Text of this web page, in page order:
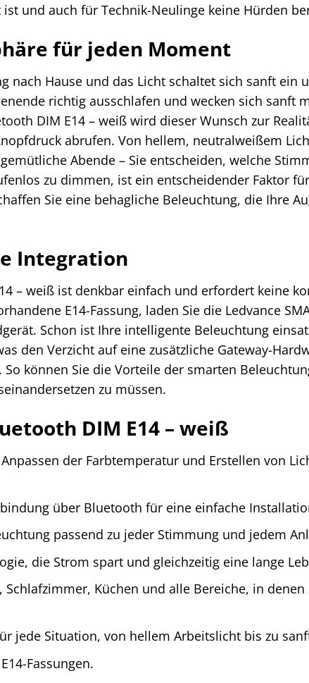
und auch für Technik-Neulinge keine Hürden
für jeden Moment
nach Hause und das Licht schaltet sich sanft ein
richtig ausschlafen und wecken sich sanft
DIM E14 – weiß wird dieser Wunsch zur
abrufen. Von hellem, neutralweißem
Abende – Sie entscheiden, welche
zu dimmen, ist ein entscheidender Faktor
Sie eine behagliche Beleuchtung, die Ihre
Integration
– weiß ist denkbar einfach und erfordert keine
E14-Fassung, laden Sie die Ledvance
Schon ist Ihre intelligente Beleuchtung
den Verzicht auf eine zusätzliche Gateway-
können Sie die Vorteile der smarten
zu müssen.
DIM E14 – weiß
der Farbtemperatur und Erstellen von
über Bluetooth für eine einfache
passend zu jeder Stimmung und jedem
die Strom spart und gleichzeitig eine lange
Küchen und alle Bereiche, in denen
jede Situation, von hellem Arbeitslicht bis zu
Fassungen.